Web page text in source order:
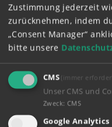
111
PFERDE, STRAND
UND MEER
Zustimmung jederzeit
zurücknehmen, indem
„Consent Manager“
bitte unsere
CMS (immer
Unser CMS und
Zweck: CMS
Google Analytics